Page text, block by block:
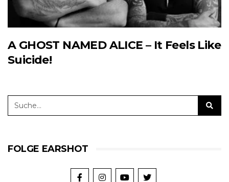
A GHOST NAMED ALICE – It Feels Like
Suicide!
FOLGE EARSHOT